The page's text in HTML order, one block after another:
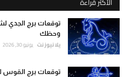
وحظك
يلا نيوز نت يونيو 30, 2026